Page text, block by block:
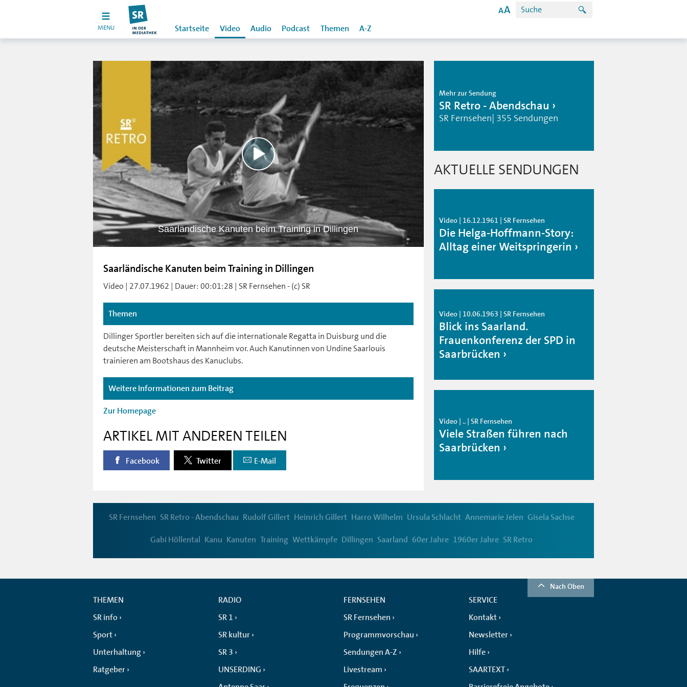
MENU Startseite Video Audio Podcast Themen A-Z
Saarländische Kanuten beim Training in Dillingen
Saarländische Kanuten beim Training in Dillingen
Video | 27.07.1962 | Dauer: 00:01:28 | SR Fernsehen - (c) SR
Themen
Dillinger Sportler bereiten sich auf die internationale Regatta in Duisburg und die
deutsche Meisterschaft in Mannheim vor. Auch Kanutinnen von Undine Saarlouis
trainieren am Bootshaus des Kanuclubs.
Weitere Informationen zum Beitrag
Zur Homepage
ARTIKEL MIT ANDEREN TEILEN
Facebook Twitter E-Mail
Mehr zur Sendung
SR Retro - Abendschau
SR Fernsehen| 355 Sendungen
AKTUELLE SENDUNGEN
Video | 16.12.1961 | SR Fernsehen
Die Helga-Hoffmann-Story:
Alltag einer Weitspringerin
Video | 10.06.1963 | SR Fernsehen
Blick ins Saarland.
Frauenkonferenz der SPD in
Saarbrücken
Video | .. | SR Fernsehen
Viele Straßen führen nach
Saarbrücken
SR Fernsehen SR Retro - Abendschau Rudolf Gillert Heinrich Gillert Harro Wilhelm Ursula Schlacht Annemarie Jelen Gisela Sachse
Gabi Höllental Kanu Kanuten Training Wettkämpfe Dillingen Saarland 60er Jahre 1960er Jahre SR Retro
Nach Oben
THEMEN
SR info
Sport
Unterhaltung
Ratgeber
RADIO
SR 1
SR kultur
SR 3
UNSERDING
FERNSEHEN
SR Fernsehen
Programmvorschau
Sendungen A-Z
Livestream
SERVICE
Kontakt
Newsletter
Hilfe
SAARTEXT